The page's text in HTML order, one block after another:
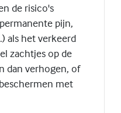
de risico's
pijn,
als het verkeerd
zachtjes op de
dan verhogen, of
met